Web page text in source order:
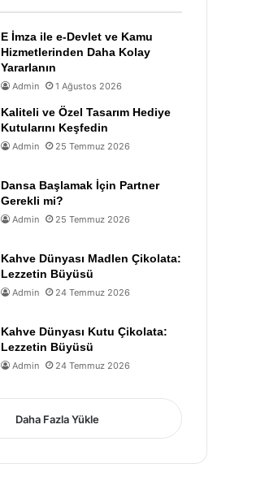
E İmza ile e-Devlet ve Kamu
Hizmetlerinden Daha Kolay
Yararlanın
Admin 1 Ağustos 2026
Kaliteli ve Özel Tasarım Hediye
Kutularını Keşfedin
Admin 25 Temmuz 2026
Dansa Başlamak İçin Partner
Gerekli mi?
Admin 25 Temmuz 2026
Kahve Dünyası Madlen Çikolata:
Lezzetin Büyüsü
Admin 24 Temmuz 2026
Kahve Dünyası Kutu Çikolata:
Lezzetin Büyüsü
Admin 24 Temmuz 2026
Daha Fazla Yükle